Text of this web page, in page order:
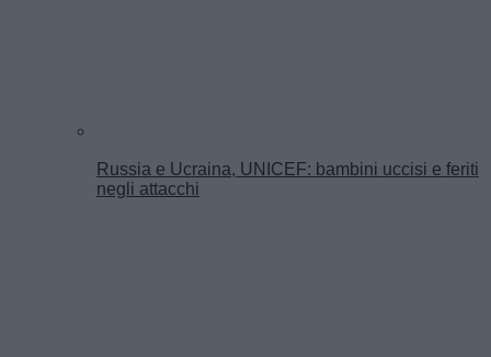
Russia e Ucraina, UNICEF: bambini uccisi e feriti
negli attacchi